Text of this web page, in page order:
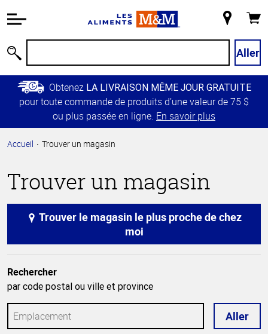
relative à
Passer
contenu
principal
Retour à
principale
magasin
Aller
Obtenez LA LIVRAISON MÊME JOUR GRATUITE
pour toute commande de produits d’une valeur de 75 $
ou plus passée en ligne. En savoir plus
Accueil Trouver un magasin
Trouver un magasin
moi
Rechercher
par code postal ou ville et province
Aller